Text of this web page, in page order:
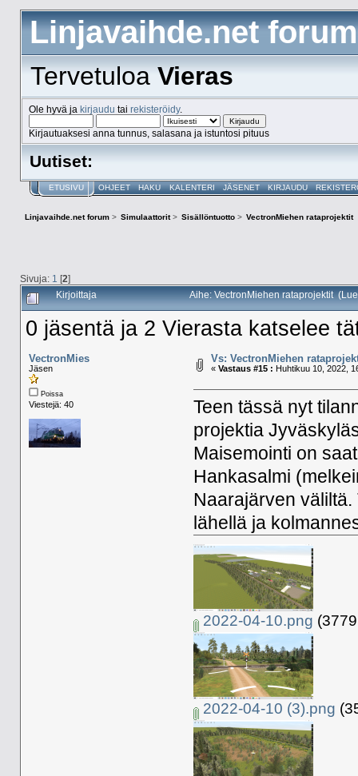
Linjavaihde.net forum
TervetuloaVieras
Ole hyvä ja kirjaudu tai rekisteröidy.
Kirjautuaksesi anna tunnus, salasana ja istuntosi pituus
Uutiset:
ETUSIVU OHJEET HAKU KALENTERI JÄSENET KIRJAUDU
Linjavaihde.net forum> Simulaattorit> Sisällöntuotto > VectronMiehen rataprojektit
Sivuja: 1 [2]
Kirjoittaja Aihe: VectronMiehen rataprojektit
0 jäsentä ja 2 Vierasta katselee
VectronMies
Jäsen
Poissa
Viestejä: 40
Vs: VectronMiehen
« Vastaus #15 : Huhtikuu 10, 2022,
Teen tässä nyt
projektia
Maisemointi on
Hankasalmi
Naarajärven
lähellä ja
2022-04-10.png
2022-04-10 (3).png